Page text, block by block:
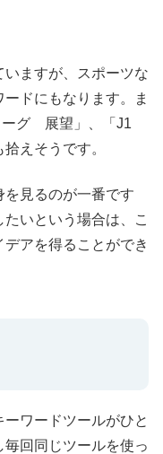
ますが、スポーツな
ドにもなります。ま
グ 展望」、「J1
えそうです。
見るのが一番です
いという場合は、こ
アを得ることができ
ワードツールがひと
回同じツールを使っ